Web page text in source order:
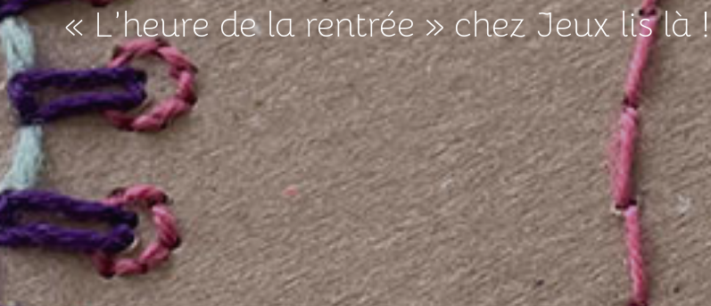
« L’heure de la rentrée » chez Jeux lis là !